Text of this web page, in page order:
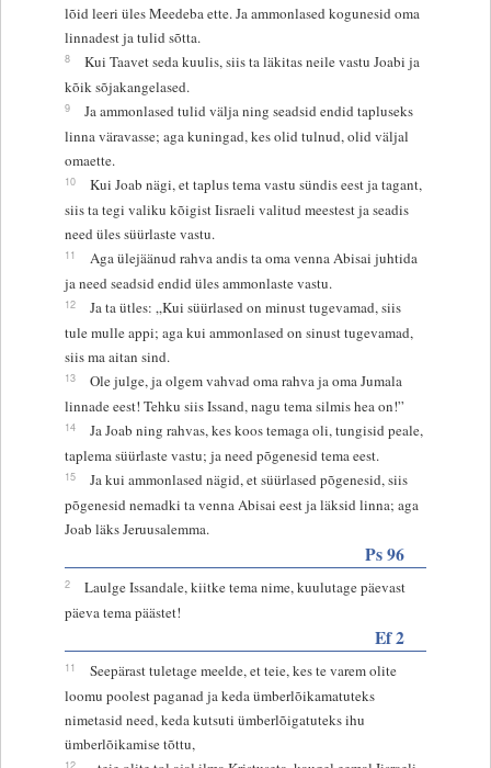
lõid leeri üles Meedeba ette. Ja ammonlased kogunesid oma
linnadest ja tulid sõtta.
8
Kui Taavet seda kuulis, siis ta läkitas neile vastu Joabi ja
kõik sõjakangelased.
9
Ja ammonlased tulid välja ning seadsid endid tapluseks
linna väravasse; aga kuningad, kes olid tulnud, olid väljal
omaette.
10
Kui Joab nägi, et taplus tema vastu sündis eest ja tagant,
siis ta tegi valiku kõigist Iisraeli valitud meestest ja seadis
need üles süürlaste vastu.
11
Aga ülejäänud rahva andis ta oma venna Abisai juhtida
ja need seadsid endid üles ammonlaste vastu.
12
Ja ta ütles: „Kui süürlased on minust tugevamad, siis
tule mulle appi; aga kui ammonlased on sinust tugevamad,
siis ma aitan sind.
13
Ole julge, ja olgem vahvad oma rahva ja oma Jumala
linnade eest! Tehku siis Issand, nagu tema silmis hea on!”
14
Ja Joab ning rahvas, kes koos temaga oli, tungisid peale,
taplema süürlaste vastu; ja need põgenesid tema eest.
15
Ja kui ammonlased nägid, et süürlased põgenesid, siis
põgenesid nemadki ta venna Abisai eest ja läksid linna; aga
Joab läks Jeruusalemma.
Ps 96
2
Laulge Issandale, kiitke tema nime, kuulutage päevast
päeva tema päästet!
Ef 2
11
Seepärast tuletage meelde, et teie, kes te varem olite
loomu poolest paganad ja keda ümberlõikamatuteks
nimetasid need, keda kutsuti ümberlõigatuteks ihu
ümberlõikamise tõttu,
12